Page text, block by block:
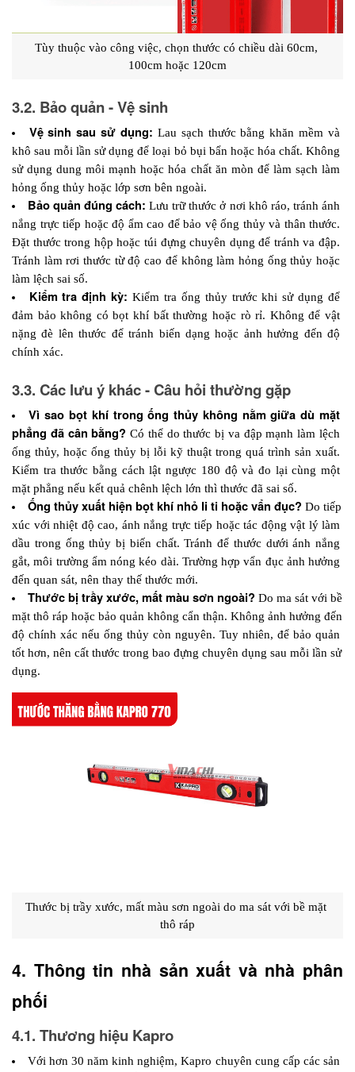
Tùy thuộc vào công việc, chọn thước có chiều dài 60cm,
100cm hoặc 120cm
3.2. Bảo quản - Vệ sinh
Vệ sinh sau sử dụng: Lau sạch thước bằng khăn mềm và
khô sau mỗi lần sử dụng để loại bỏ bụi bẩn hoặc hóa chất. Không
sử dụng dung môi mạnh hoặc hóa chất ăn mòn để làm sạch làm
hỏng ống thủy hoặc lớp sơn bên ngoài.
Bảo quản đúng cách: Lưu trữ thước ở nơi khô ráo, tránh ánh
nắng trực tiếp hoặc độ ẩm cao để bảo vệ ống thủy và thân thước.
Đặt thước trong hộp hoặc túi đựng chuyên dụng để tránh va đập.
Tránh làm rơi thước từ độ cao để không làm hỏng ống thủy hoặc
làm lệch sai số.
Kiểm tra định kỳ: Kiểm tra ống thủy trước khi sử dụng để
đảm bảo không có bọt khí bất thường hoặc rò rỉ. Không để vật
nặng đè lên thước để tránh biến dạng hoặc ảnh hưởng đến độ
chính xác.
3.3. Các lưu ý khác - Câu hỏi thường gặp
Vì sao bọt khí trong ống thủy không nằm giữa dù mặt
phẳng đã cân bằng? Có thể do thước bị va đập mạnh làm lệch
ống thủy, hoặc ống thủy bị lỗi kỹ thuật trong quá trình sản xuất.
Kiểm tra thước bằng cách lật ngược 180 độ và đo lại cùng một
mặt phẳng nếu kết quả chênh lệch lớn thì thước đã sai số.
Ống thủy xuất hiện bọt khí nhỏ li ti hoặc vẩn đục? Do tiếp
xúc với nhiệt độ cao, ánh nắng trực tiếp hoặc tác động vật lý làm
dầu trong ống thủy bị biến chất. Tránh để thước dưới ánh nắng
gắt, môi trường ẩm nóng kéo dài. Trường hợp vẩn đục ảnh hưởng
đến quan sát, nên thay thế thước mới.
Thước bị trầy xước, mất màu sơn ngoài? Do ma sát với bề
mặt thô ráp hoặc bảo quản không cẩn thận. Không ảnh hưởng đến
độ chính xác nếu ống thủy còn nguyên. Tuy nhiên, để bảo quản
tốt hơn, nên cất thước trong bao đựng chuyên dụng sau mỗi lần sử
dụng.
Thước bị trầy xước, mất màu sơn ngoài do ma sát với bề mặt
thô ráp
4. Thông tin nhà sản xuất và nhà phân
phối
4.1. Thương hiệu Kapro
Với hơn 30 năm kinh nghiệm, Kapro chuyên cung cấp các sản